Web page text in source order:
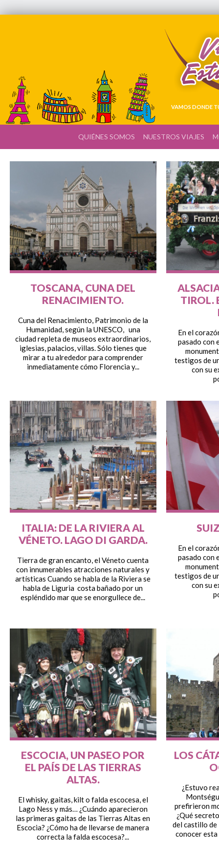
VAMOS DONDE
QUIÉNES SOMOS NUESTROS VIAJES
TOSCANA, CUNA DEL
RENACIMIENTO.
Cuna del Renacimiento, Patrimonio de la
Humanidad, según la UNESCO, una
ciudad repleta de museos extraordinarios,
iglesias, palacios, villas. Sólo tienes que
mirar a tu alrededor para comprender
inmediatamente cómo Florencia y...
TIROL.
En el
pasado con
testigos de
con su
ITALIA: DE LA RIVIERA AL
VÉNETO. LAGO DI GARDA.
Tierra de gran encanto, el Véneto cuenta
con innumerables atracciones naturales y
artísticas Cuando se habla de la Riviera se
habla de Liguria costa bañado por un
espléndido mar que se enorgullece de...
En el
pasado con
testigos de
con su
ESCOCIA, UN PASEO POR
EL PAÍS DE LAS TIERRAS
ALTAS.
El whisky, gaitas, kilt o falda escocesa, el
Lago Ness y más… ¿Cuándo aparecieron
las primeras gaitas de las Tierras Altas en
Escocia? ¿Cómo ha de llevarse de manera
correcta la falda escocesa?...
LOS
¿Estuvo
prefirieron
¿Qué
del castillo
conocer